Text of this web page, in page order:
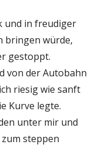
und in freudiger
bringen würde,
gestoppt.
von der Autobahn
riesig wie sanft
Kurve legte.
unter mir und
steppen